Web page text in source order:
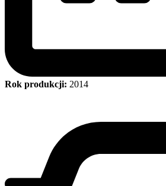
Rok produkcji: 2014